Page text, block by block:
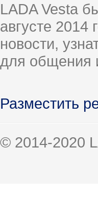
LADA Vesta
августе
новости,
для общения
Разместить
© 2014-2020